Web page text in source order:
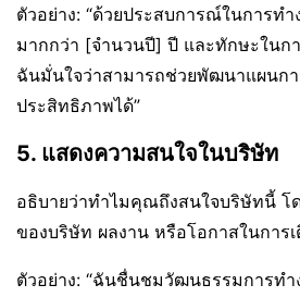
ตัวอย่าง: “ด้วยประสบการณ์ในการท
มากกว่า [จำนวนปี] ปี และทักษะในก
ฉันมั่นใจว่าสามารถช่วยพัฒนาแผนก
ประสิทธิภาพได้”
5. แสดงความสนใจในบริษัท
อธิบายว่าทำไมคุณถึงสนใจบริษัทนี้ โ
ของบริษัท ผลงาน หรือโอกาสในการ
ตัวอย่าง: “ฉันชื่นชมวัฒนธรรมการทำ